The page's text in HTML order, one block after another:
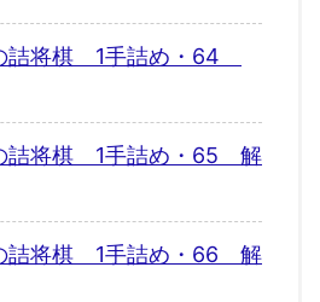
詰将棋 1手詰め・64
詰将棋 1手詰め・65 解
詰将棋 1手詰め・66 解